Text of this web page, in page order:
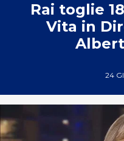
Rai toglie
Vita in
24